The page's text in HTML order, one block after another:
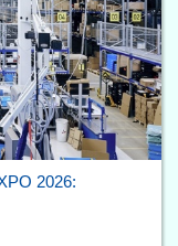
2026: